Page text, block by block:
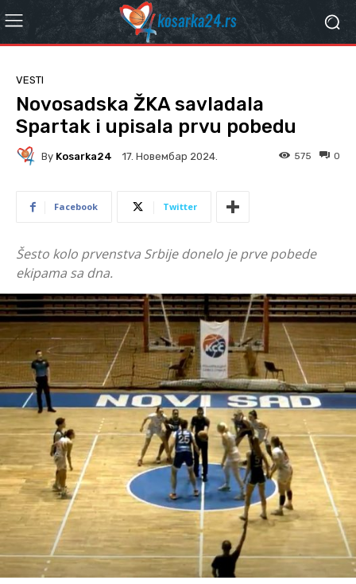
VESTI
Novosadska ŽKA savladala
Spartak i upisala prvu pobedu
By Kosarka24 17. Новембар 2024. 0
575
Facebook Twitter
Šesto kolo prvenstva Srbije donelo je prve pobede
ekipama sa dna.